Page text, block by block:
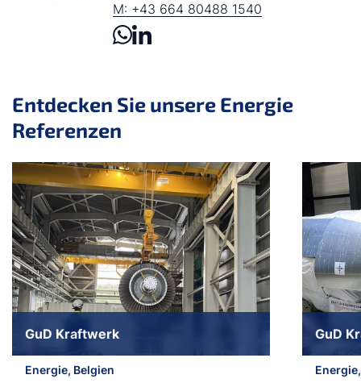
M: +43 664 80488 1540
Entdecken Sie unsere Energie
Referenzen
Slider überspringen
GuD Kraftwerk
Energie, Belgien
GuD